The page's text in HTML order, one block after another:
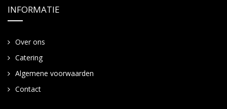
INFORMATIE
Over ons
Catering
Algemene voorwaarden
Contact